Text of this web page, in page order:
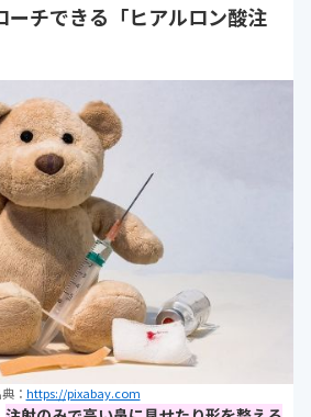
ーチできる「ヒアルロン酸注
： https://pixabay.com